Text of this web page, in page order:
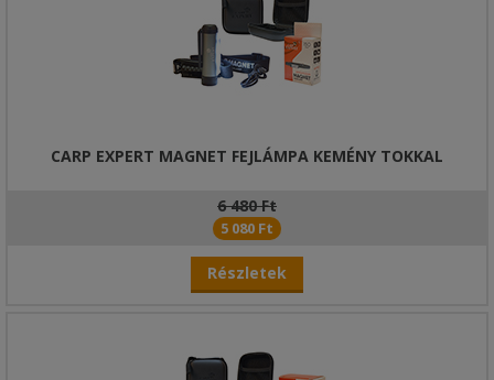
CARP EXPERT MAGNET FEJLÁMPA KEMÉNY TOKKAL
6 480 Ft
5 080 Ft
Részletek